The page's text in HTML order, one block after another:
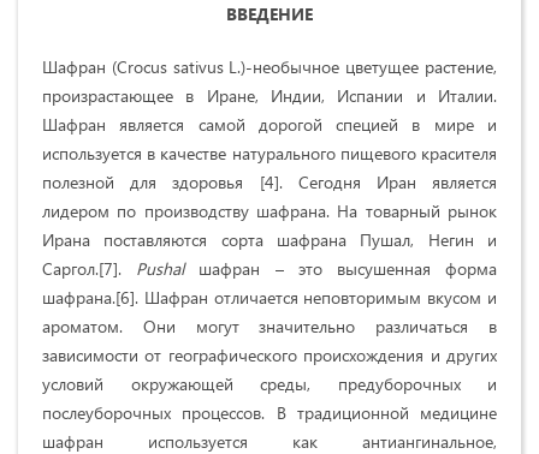
ВВЕДЕНИЕ
Шафран (Crocus sativus L.)-необычное цветущее растение,
произрастающее в Иране, Индии, Испании и Италии.
Шафран является самой дорогой специей в мире и
используется в качестве натурального пищевого красителя
полезной для здоровья [4]. Сегодня Иран является
лидером по производству шафрана. На товарный рынок
Ирана поставляются сорта шафрана Пушал, Негин и
Саргол.[7]. Pushalшафран – это высушенная форма
шафрана.[6]. Шафран отличается неповторимым вкусом и
ароматом. Они могут значительно различаться в
зависимости от географического происхождения и других
условий окружающей среды, предуборочных и
послеуборочных процессов. В традиционной медицине
шафран используется как антиангинальное,